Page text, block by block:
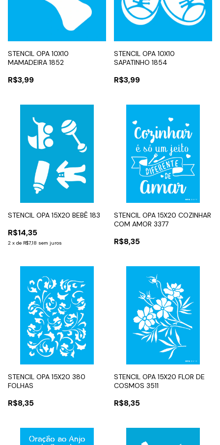
STENCIL OPA 10X10
MAMADEIRA 1852
R$3,99
STENCIL OPA 10X10
SAPATINHO 1854
R$3,99
STENCIL OPA 15X20 BEBÊ 183
R$14,35
2 x de R$7,18 sem juros
STENCIL OPA 15X20 COZINHAR
COM AMOR 3377
R$8,35
STENCIL OPA 15X20 380
FOLHAS
R$8,35
STENCIL OPA 15X20 FLOR DE
COSMOS 3511
R$8,35